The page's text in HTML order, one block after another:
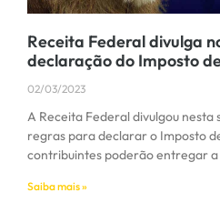
Receita Federal divulga
declaração do Imposto
02/03/2023
A Receita Federal divulgou nesta
regras para declarar o Imposto
contribuintes poderão entregar
Saiba mais »